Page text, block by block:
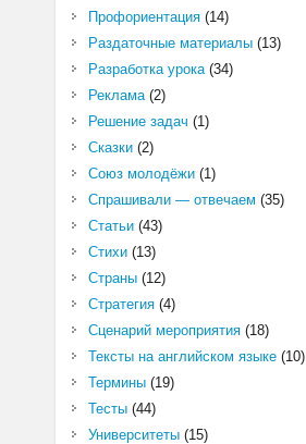
Профориентация(14)
Раздаточные материалы(13)
Разработка урока(34)
Реклама(2)
Решение задач (1)
Сказки(2)
Союз молодёжи(1)
Спрашивали — отвечаем (35)
Статьи(43)
Стихи(13)
Страны(12)
Стратегия(4)
Сценарий мероприятия(18)
Тексты на английском языке(10)
Термины(19)
Тесты(44)
Университеты(15)